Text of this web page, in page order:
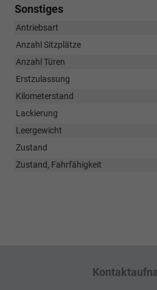
Sonstiges
Antriebsart
Anzahl Sitzplätze
Anzahl Türen
Erstzulassung
Kilometerstand
Lackierung
Leergewicht
Zustand
Zustand, Fahrfähigkeit